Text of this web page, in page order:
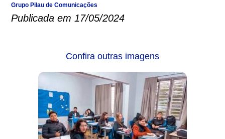
Grupo Pilau de Comunicações
Publicada em 17/05/2024
Confira outras imagens